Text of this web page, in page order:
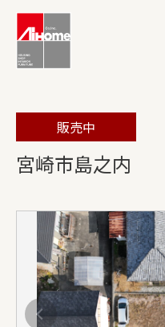
販売中
宮崎市島之内